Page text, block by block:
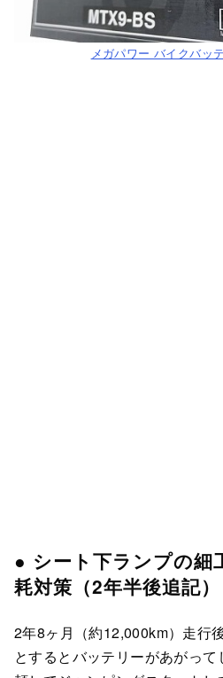
メガパワー バイクバッ
● シート下ランプの細
耗対策（2年半後追記）
2年8ヶ月（約12,000km）走行
とするとバッテリーがあがっ